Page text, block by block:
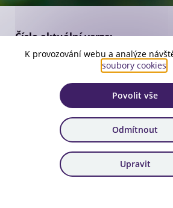
Číslo aktuální verze:
od 7. 6. 2024
39. výzva, 40. výzva, 41. výzva
Stáhnout
K provozování webu a analýze
soubory cookies
Povolit vše
Odmítnout
Upravit